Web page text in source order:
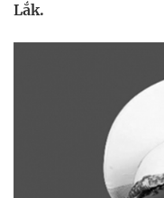
Lắk.